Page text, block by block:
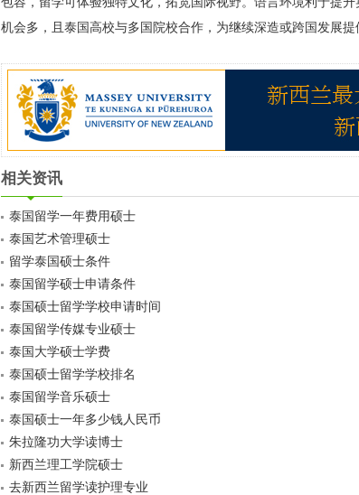
机会多，且泰国高校与多国院校合作，为继续深造或跨国发展提
相关资讯
泰国留学一年费用硕士
泰国艺术管理硕士
留学泰国硕士条件
泰国留学硕士申请条件
泰国硕士留学学校申请时间
泰国留学传媒专业硕士
泰国大学硕士学费
泰国硕士留学学校排名
泰国留学音乐硕士
泰国硕士一年多少钱人民币
朱拉隆功大学读博士
新西兰理工学院硕士
去新西兰留学读护理专业